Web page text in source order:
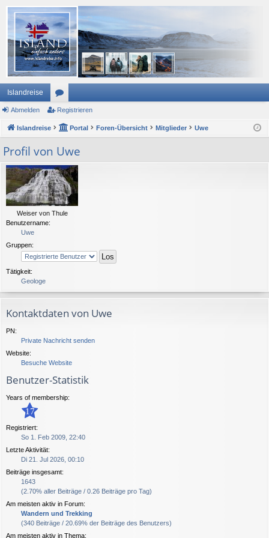
Islandreise
or
en
Abmelden Registrieren
Islandreise Portal Foren-Übersicht Mitglieder Uwe
Profil von Uwe
Weiser von Thule
Benutzername:
Uwe
Gruppen:
Tätigkeit:
Geologe
Kontaktdaten von Uwe
PN:
Private Nachricht senden
Website:
Besuche Website
Benutzer-Statistik
Years of membership:
17
Registriert:
So 1. Feb 2009, 22:40
Letzte Aktivität:
Di 21. Jul 2026, 00:10
Beiträge insgesamt:
1643
(2.70% aller Beiträge / 0.26 Beiträge pro Tag)
Am meisten aktiv in Forum:
Wandern und Trekking
(340 Beiträge / 20.69% der Beiträge des Benutzers)
Am meisten aktiv in Thema: